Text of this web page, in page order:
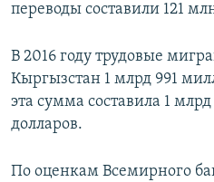
переводы составили 121
В 2016 году трудовые
Кыргызстан 1 млрд 991
эта сумма составила 1
долларов.
По оценкам Всемирного